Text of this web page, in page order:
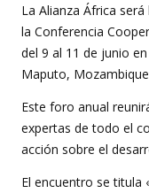
La Alianza África
la Conferencia
del 9 al 11 de junio
Maputo,
Este foro anual
expertas de todo el
acción sobre el
El encuentro se titula